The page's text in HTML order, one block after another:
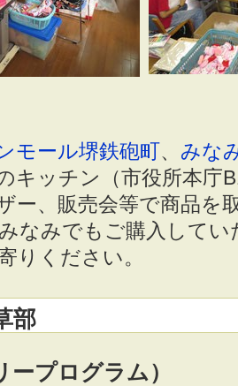
モール堺鉄砲町、 みな
キッチン（市役所本庁
ー、販売会等で商品を
なみでもご購入して
りください。
部
ープログラム）